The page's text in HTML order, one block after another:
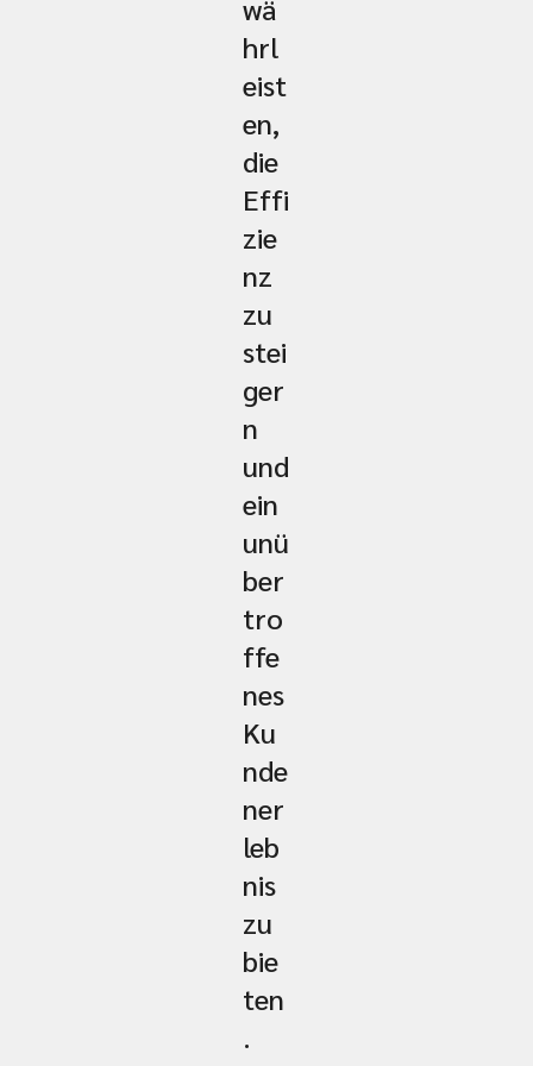
wä
hrl
eist
en,
die
Effi
zie
nz
zu
stei
ger
n
und
ein
unü
ber
tro
ffe
nes
Ku
nde
ner
leb
nis
zu
bie
ten
.